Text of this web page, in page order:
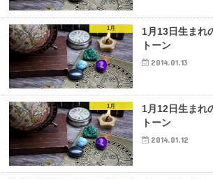
1月
1月13日生まれ
トーン
2014.01.13
1月
1月12日生まれ
トーン
2014.01.12